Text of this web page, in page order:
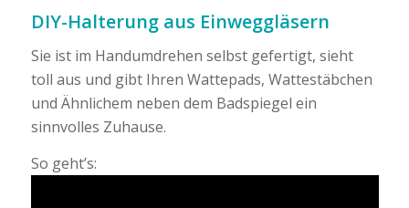
DIY-Halterung aus Einweggläsern
Sie ist im Handumdrehen selbst gefertigt, sieht
toll aus und gibt Ihren Wattepads, Wattestäbchen
und Ähnlichem neben dem Badspiegel ein
sinnvolles Zuhause.
So geht’s: